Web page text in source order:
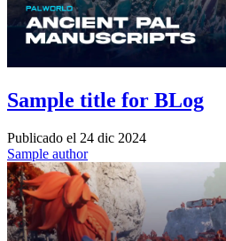
Sample title for BLog
Publicado el 24 dic 2024
Sample author